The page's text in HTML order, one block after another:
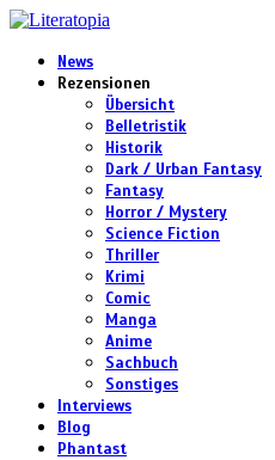
News
Rezensionen
Übersicht
Belletristik
Historik
Dark / Urban Fantasy
Fantasy
Horror / Mystery
Science Fiction
Thriller
Krimi
Comic
Manga
Anime
Sachbuch
Sonstiges
Interviews
Blog
Phantast